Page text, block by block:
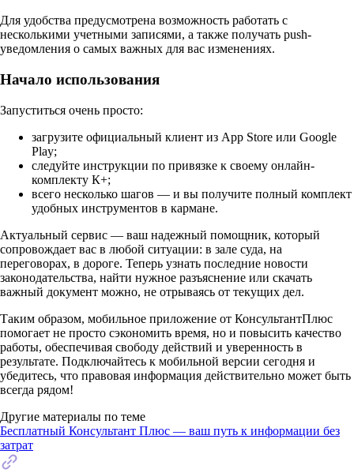
Для удобства предусмотрена возможность работать с
несколькими учетными записями, а также получать push-
уведомления о самых важных для вас изменениях.
Начало использования
Запуститься очень просто:
загрузите официальный клиент из App Store или Google
Play;
следуйте инструкции по привязке к своему онлайн-
комплекту К+;
всего несколько шагов — и вы получите полный комплект
удобных инструментов в кармане.
Актуальный сервис — ваш надежный помощник, который
сопровождает вас в любой ситуации: в зале суда, на
переговорах, в дороге. Теперь узнать последние новости
законодательства, найти нужное разъяснение или скачать
важный документ можно, не отрываясь от текущих дел.
Таким образом, мобильное приложение от КонсультантПлюс
помогает не просто сэкономить время, но и повысить качество
работы, обеспечивая свободу действий и уверенность в
результате. Подключайтесь к мобильной версии сегодня и
убедитесь, что правовая информация действительно может быть
всегда рядом!
Другие материалы по теме
Бесплатный Консультант Плюс — ваш путь к информации без
затрат